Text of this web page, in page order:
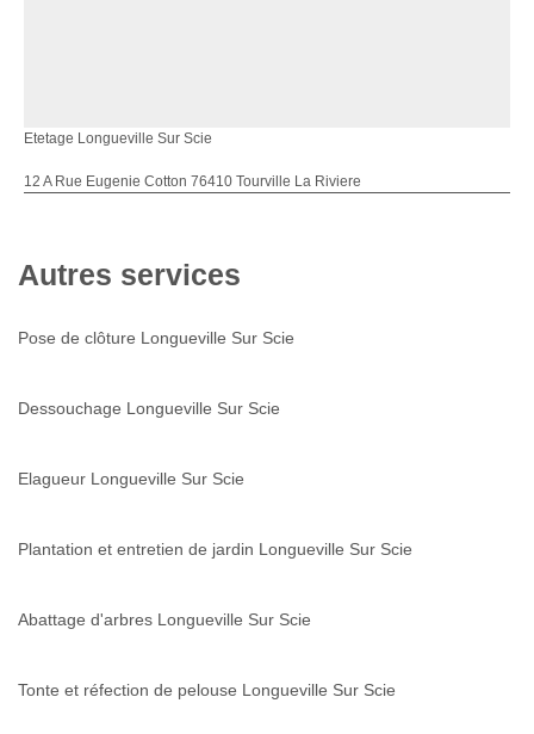
Etetage Longueville Sur Scie
12 A Rue Eugenie Cotton 76410 Tourville La Riviere
Autres services
Pose de clôture Longueville Sur Scie
Dessouchage Longueville Sur Scie
Elagueur Longueville Sur Scie
Plantation et entretien de jardin Longueville Sur Scie
Abattage d'arbres Longueville Sur Scie
Tonte et réfection de pelouse Longueville Sur Scie